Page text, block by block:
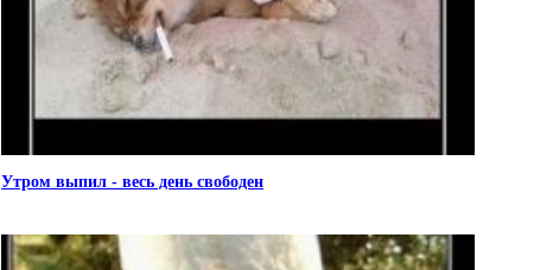
Утром выпил - весь день свободен